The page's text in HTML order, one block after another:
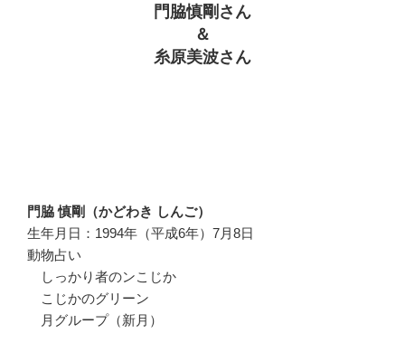
門脇慎剛さん
＆
糸原美波さん
門脇 慎剛（かどわき しんご）
生年月日：1994年（平成6年）7月8日
動物占い
しっかり者のンこじか
こじかのグリーン
月グループ（新月）